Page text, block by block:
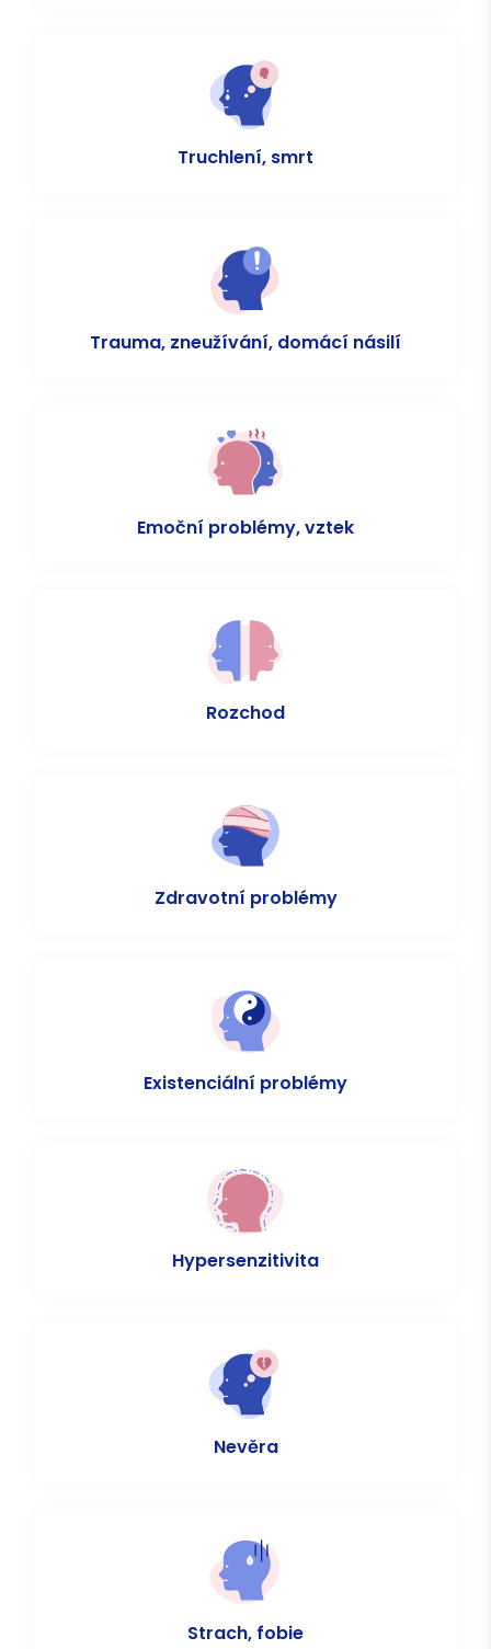
Truchlení, smrt
Trauma, zneužívání, domácí násilí
Emoční problémy, vztek
Rozchod
Zdravotní problémy
Existenciální problémy
Hypersenzitivita
Nevěra
Strach, fobie